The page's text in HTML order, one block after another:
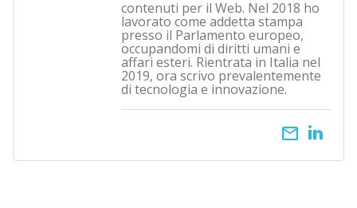
contenuti per il Web. Nel 2018 ho
lavorato come addetta stampa
presso il Parlamento europeo,
occupandomi di diritti umani e
affari esteri. Rientrata in Italia nel
2019, ora scrivo prevalentemente
di tecnologia e innovazione.
email